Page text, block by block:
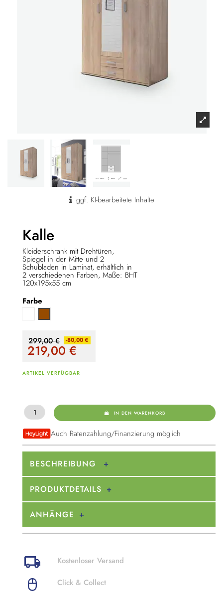
ggf. KI-bearbeitete Inhalte
Kalle
Kleiderschrank mit Drehtüren,
Spiegel in der Mitte und 2
Schubladen in Laminat, erhältlich in
2 verschiedenen Farben, Maße: BHT
120x195x55 cm
Farbe
299,00 € -80,00 €
219,00€
ARTIKEL VERFÜGBAR
IN DEN WARENKORB
Auch Ratenzahlung/Finanzierung möglich
BESCHREIBUNG
PRODUKTDETAILS
ANHÄNGE
Kostenloser Versand
Click & Collect